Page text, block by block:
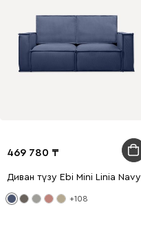
469 780
Диван түзу Ebi Mini Linia Navy
+108